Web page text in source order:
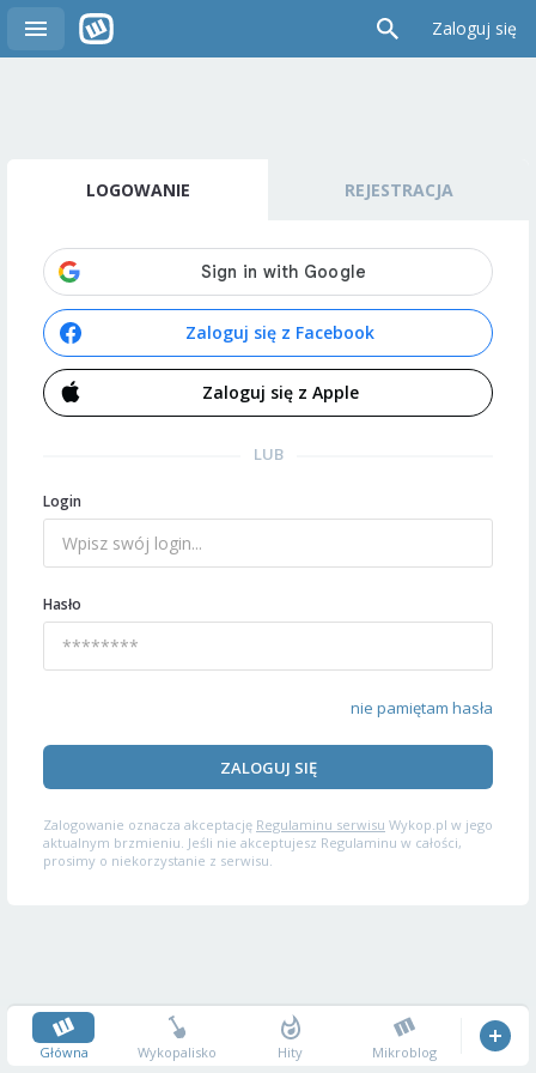
Zaloguj się
LOGOWANIE REJESTRACJA
Zaloguj się z Facebook
Zaloguj się z Apple
LUB
Login
Hasło
nie pamiętam hasła
ZALOGUJ SIĘ
Zalogowanie oznacza akceptację Regulaminu serwisu Wykop.pl w jego
aktualnym brzmieniu. Jeśli nie akceptujesz Regulaminu w całości,
prosimy o niekorzystanie z serwisu.
Główna Wykopalisko Hity Mikroblog